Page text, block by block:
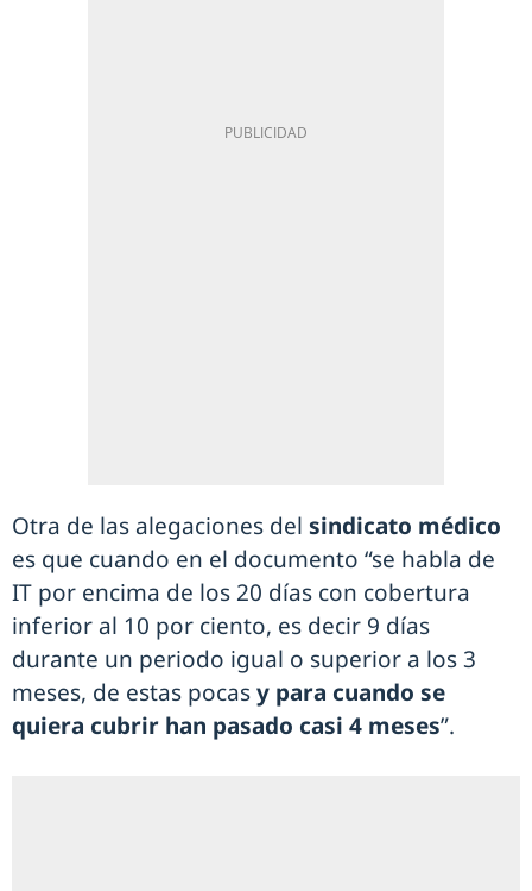
Otra de las alegaciones del sindicato médico
es que cuando en el documento “se habla de
IT por encima de los 20 días con cobertura
inferior al 10 por ciento, es decir 9 días
durante un periodo igual o superior a los 3
meses, de estas pocasy para cuando se
quiera cubrir han pasado casi 4 meses”.